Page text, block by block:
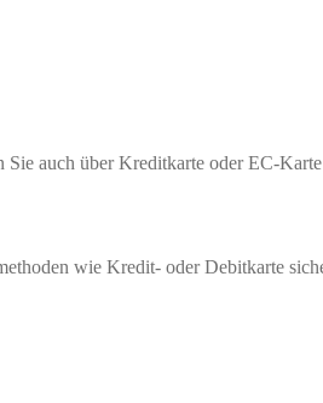
auch über Kreditkarte oder EC-
wie Kredit- oder Debitkarte